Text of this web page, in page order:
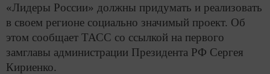
«Лидеры России» должны придумать и реализовать
в своем регионе социально значимый проект. Об
этом сообщает ТАСС со ссылкой на первого
замглавы администрации Президента РФ Сергея
Кириенко.